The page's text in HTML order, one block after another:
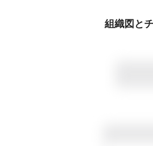
組織図と